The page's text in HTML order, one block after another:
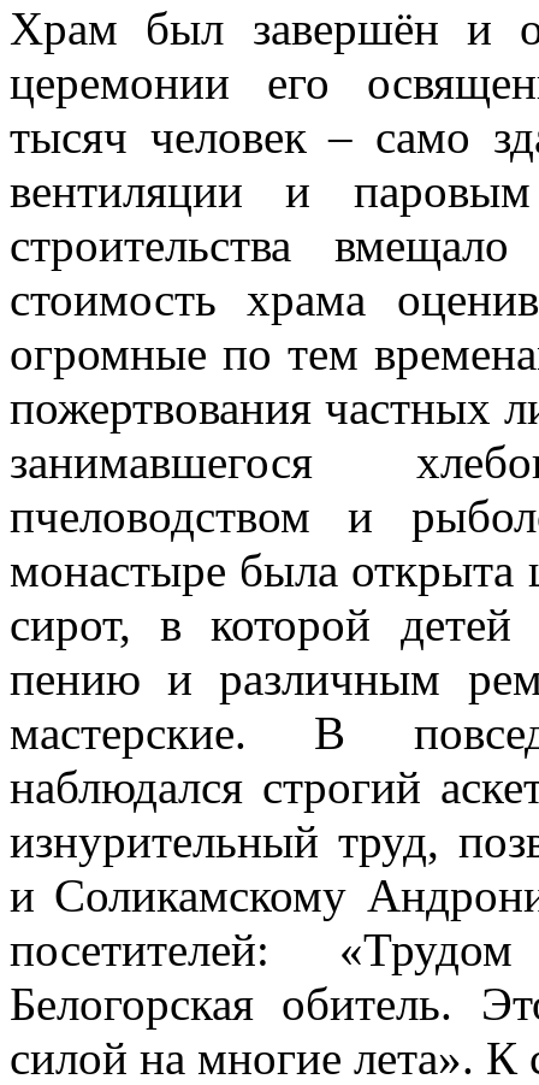
Храм был завершён и
церемонии его
тысяч человек – само
вентиляции и
строительства
стоимость храма
огромные по тем
пожертвования частных
занимавшегося
пчеловодством и
монастыре была открыта
сирот, в которой детей
пению и различным
мастерские. В
наблюдался строгий
изнурительный труд,
и Соликамскому
посетителей:
Белогорская обитель.
силой на многие лета».